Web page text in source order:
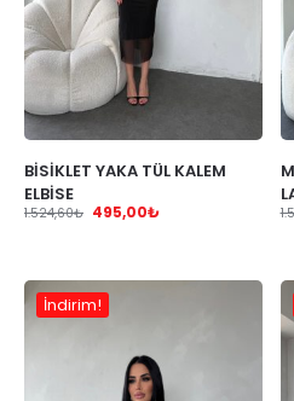
BİSİKLET YAKA TÜL KALEM
ELBİSE
1.524,60₺ 495,00₺
İndirim!